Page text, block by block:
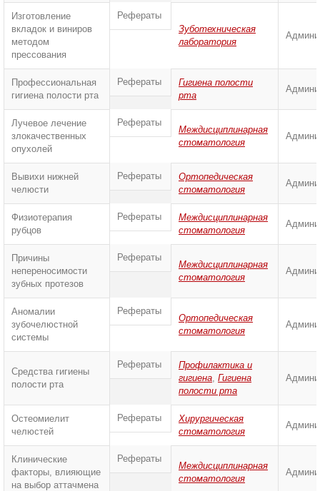
Изготовление
вкладок и виниров
методом
прессования
Рефераты
Зуботехническая
лаборатория
Профессиональная
гигиена полости рта
Рефераты
Гигиена полости
рта
Лучевое лечение
злокачественных
опухолей
Рефераты
Междисциплинарная
стоматология
Вывихи нижней
челюсти
Рефераты
Ортопедическая
стоматология
Физиотерапия
рубцов
Рефераты
Междисциплинарная
стоматология
Причины
непереносимости
зубных протезов
Рефераты
Междисциплинарная
стоматология
Аномалии
зубочелюстной
системы
Рефераты
Ортопедическая
стоматология
Средства гигиены
полости рта
Рефераты
Профилактика и
гигиена, Гигиена
полости рта
Остеомиелит
челюстей
Рефераты
Хирургическая
стоматология
Клинические
факторы, влияющие
на выбор аттачмена
Рефераты
Междисциплинарная
стоматология